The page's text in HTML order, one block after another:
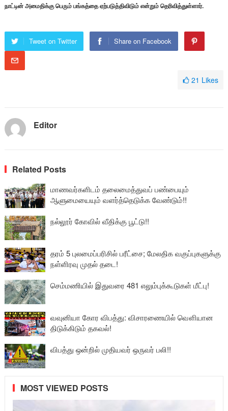
நாட்டின் அமைதிக்கு பெரும் பங்கத்தை ஏற்படுத்திவிடும் என்றும் தெரிவித்துள்ளார்.
Tweet on Twitter Share on Facebook
21 Likes
Editor
Related Posts
மாணவர்களிடம் தலைமைத்துவப் பண்பையும்
ஆளுமையையும் வளர்த்தெடுக்க வேண்டும்!!
நல்லூர் கோவில் வீதிக்கு பூட்டு!!
தரம் 5 புலமைப்பரிசில் பரீட்சை; மேலதிக வகுப்புகளுக்கு
நள்ளிரவு முதல் தடை!
செம்மணியில் இதுவரை 481 எலும்புக்கூடுகள் மீட்பு!
வவுனியா கோர விபத்து: விசாரணையில் வௌியான
திடுக்கிடும் தகவல்!
விபத்து ஒன்றில் முதியவர் ஒருவர் பலி!!
MOST VIEWED POSTS